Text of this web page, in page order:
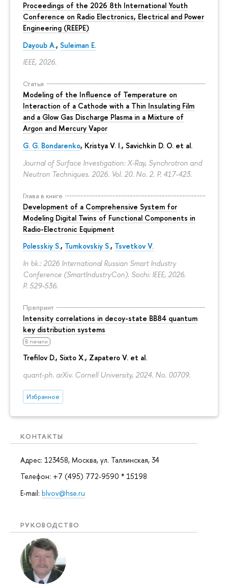
Proceedings of the 2026 8th International Youth
Conference on Radio Electronics, Electrical and Power
Engineering (REEPE)
Dayoub A., Suleiman E.
IEEE, 2026.
Статья
Modeling of the Influence of Temperature on
Interaction of a Cathode with a Thin Insulating Film
and a Glow Gas Discharge Plasma in a Mixture of
Argon and Mercury Vapor
G. G. Bondarenko, Kristya V. I., Savichkin D. O. et al.
Journal of Surface Investigation: X-Ray, Synchrotron and
Neutron Techniques. 2026. Vol. 20. No. 2. P. 417-423.
Глава в книге
Development of a Comprehensive System for
Modeling Digital Twins of Functional Components in
Radio-Electronic Equipment
Polesskiy S., Tumkovskiy S., Tsvetkov V.
In bk.: 2026 International Russian Smart Industry
Conference (SmartIndustryCon). Sochi: IEEE, 2026.
P. 529-536.
Препринт
Intensity correlations in decoy-state BB84 quantum
key distribution systems
В печати
Trefilov D., Sixto X., Zapatero V. et al.
quant-ph. arXiv. Cornell University, 2024. No. 00709.
Избранное
КОНТАКТЫ
Адрес: 123458, Москва, ул. Таллинская, 34
Телефон: +7 (495) 772-9590 * 15198
E-mail: blvov@hse.ru
РУКОВОДСТВО